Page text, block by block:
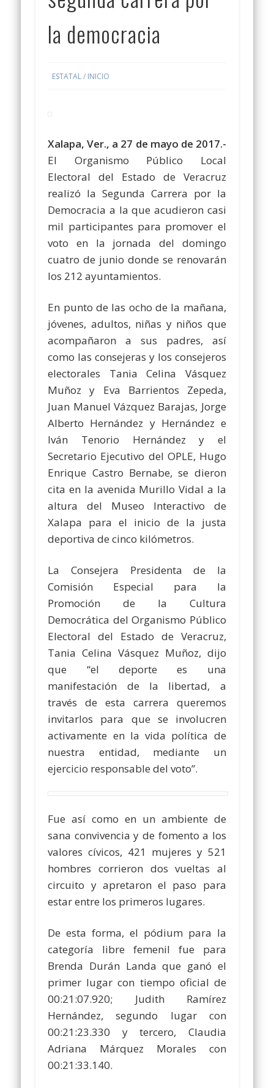
la democracia
ESTATAL/ INICIO
Xalapa, Ver., a 27 de mayo de 2017.-
El Organismo Público Local
Electoral del Estado de Veracruz
realizó la Segunda Carrera por la
Democracia a la que acudieron casi
mil participantes para promover el
voto en la jornada del domingo
cuatro de junio donde se renovarán
los 212 ayuntamientos.
En punto de las ocho de la mañana,
jóvenes, adultos, niñas y niños que
acompañaron a sus padres, así
como las consejeras y los consejeros
electorales Tania Celina Vásquez
Muñoz y Eva Barrientos Zepeda,
Juan Manuel Vázquez Barajas, Jorge
Alberto Hernández y Hernández e
Iván Tenorio Hernández y el
Secretario Ejecutivo del OPLE, Hugo
Enrique Castro Bernabe, se dieron
cita en la avenida Murillo Vidal a la
altura del Museo Interactivo de
Xalapa para el inicio de la justa
deportiva de cinco kilómetros.
La Consejera Presidenta de la
Comisión Especial para la
Promoción de la Cultura
Democrática del Organismo Público
Electoral del Estado de Veracruz,
Tania Celina Vásquez Muñoz, dijo
que “el deporte es una
manifestación de la libertad, a
través de esta carrera queremos
invitarlos para que se involucren
activamente en la vida política de
nuestra entidad, mediante un
ejercicio responsable del voto”.
Fue así como en un ambiente de
sana convivencia y de fomento a los
valores cívicos, 421 mujeres y 521
hombres corrieron dos vueltas al
circuito y apretaron el paso para
estar entre los primeros lugares.
De esta forma, el pódium para la
categoría libre femenil fue para
Brenda Durán Landa que ganó el
primer lugar con tiempo oficial de
00:21:07.920; Judith Ramírez
Hernández, segundo lugar con
00:21:23.330 y tercero, Claudia
Adriana Márquez Morales con
00:21:33.140.